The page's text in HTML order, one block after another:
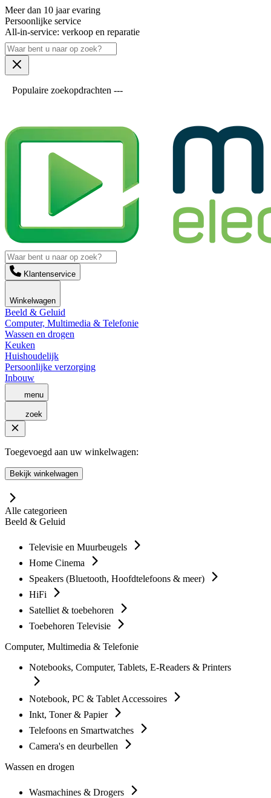
Meer dan 10 jaar evaring
Persoonlijke service
All-in-service: verkoop en reparatie
Populaire zoekopdrachten ---
Klantenservice
Winkelwagen
Beeld & Geluid
Computer, Multimedia & Telefonie
Wassen en drogen
Keuken
Huishoudelijk
Persoonlijke verzorging
Inbouw
menu
zoek
Toegevoegd aan uw winkelwagen:
Bekijk winkelwagen
Alle categorieen
Beeld & Geluid
Televisie en Muurbeugels
Home Cinema
Speakers (Bluetooth, Hoofdtelefoons & meer)
HiFi
Satelliet & toebehoren
Toebehoren Televisie
Computer, Multimedia & Telefonie
Notebooks, Computer, Tablets, E-Readers & Printers
Notebook, PC & Tablet Accessoires
Inkt, Toner & Papier
Telefoons en Smartwatches
Camera's en deurbellen
Wassen en drogen
Wasmachines & Drogers